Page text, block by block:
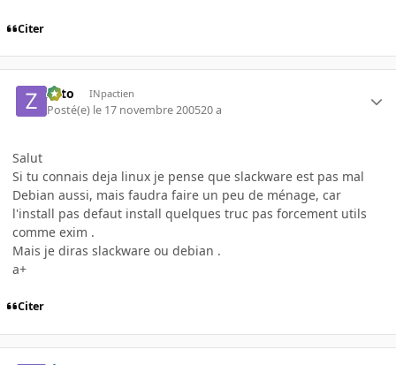
Citer
zoto INpactien
Posté(e) le 17 novembre 200520 a
Salut
Si tu connais deja linux je pense que slackware est pas mal
Debian aussi, mais faudra faire un peu de ménage, car
l'install pas defaut install quelques truc pas forcement utils
comme exim .
Mais je diras slackware ou debian .
a+
Citer